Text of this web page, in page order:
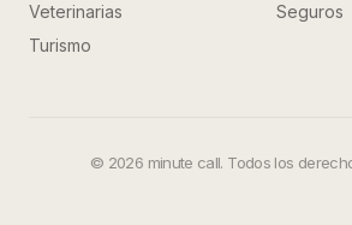
Veterinarias
Seguros
Turismo
© 2026 minute call. Todos los